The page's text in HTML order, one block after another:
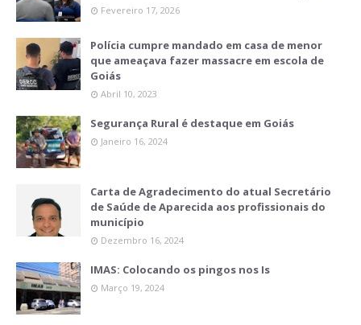
Fevereiro 17, 2026
Polícia cumpre mandado em casa de menor
que ameaçava fazer massacre em escola de
Goiás
Abril 10, 2023
Segurança Rural é destaque em Goiás
Janeiro 16, 2024
Carta de Agradecimento do atual Secretário
de Saúde de Aparecida aos profissionais do
município
Dezembro 16, 2024
IMAS: Colocando os pingos nos Is
Março 19, 2024